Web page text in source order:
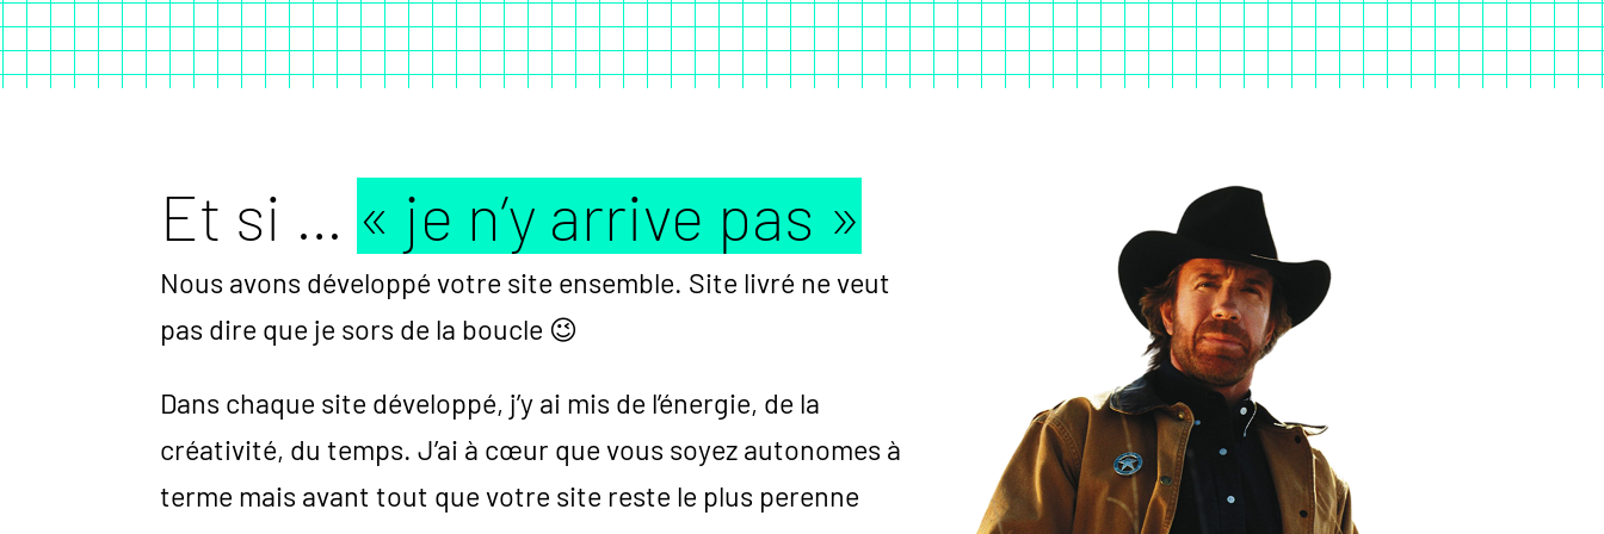
Et si … « je n’y arrive pas »
Nous avons développé votre site ensemble. Site livré ne veut
pas dire que je sors de la boucle 😉
Dans chaque site développé, j’y ai mis de l’énergie, de la
créativité, du temps. J’ai à cœur que vous soyez autonomes à
terme mais avant tout que votre site reste le plus perenne